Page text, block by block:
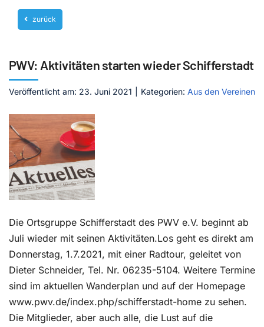
Blog
Unternehmen
Mediathek
Kontakt
zurück
PWV: Aktivitäten starten wieder Schifferstadt
Veröffentlicht am: 23. Juni 2021 Kategorien: Aus den Vereinen
Die Ortsgruppe Schifferstadt des PWV e.V. beginnt ab
Juli wieder mit seinen Aktivitäten.Los geht es direkt am
Donnerstag, 1.7.2021, mit einer Radtour, geleitet von
Dieter Schneider, Tel. Nr. 06235-5104. Weitere Termine
sind im aktuellen Wanderplan und auf der Homepage
www.pwv.de/index.php/schifferstadt-home zu sehen.
Die Mitglieder, aber auch alle, die Lust auf die